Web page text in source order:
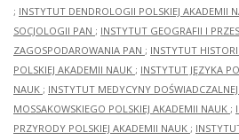
; INSTYTUT DENDROLOGII POLSKIEJ AKADEMII
SOCJOLOGII PAN ; INSTYTUT GEOGRAFII I
ZAGOSPODAROWANIA PAN ; INSTYTUT
POLSKIEJ AKADEMII NAUK ; INSTYTUT JĘZYKA
NAUK ; INSTYTUT MEDYCYNY
MOSSAKOWSKIEGO POLSKIEJ AKADEMII NAUK ;
PRZYRODY POLSKIEJ AKADEMII NAUK ;